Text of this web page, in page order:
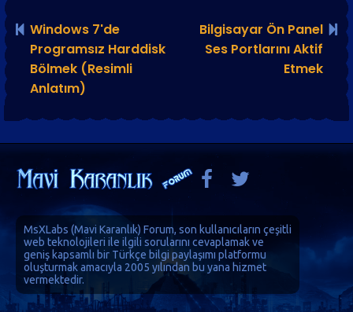
Windows 7'de
Programsız Harddisk
Bölmek (Resimli
Anlatım)
Bilgisayar Ön Panel
Ses Portlarını Aktif
Etmek
MsXLabs (Mavi Karanlık) Forum, son kullanıcıların çeşitli
web teknolojileri ile ilgili sorularını cevaplamak ve
geniş kapsamlı bir Türkçe bilgi paylaşımı platformu
oluşturmak amacıyla 2005 yılından bu yana hizmet
vermektedir.